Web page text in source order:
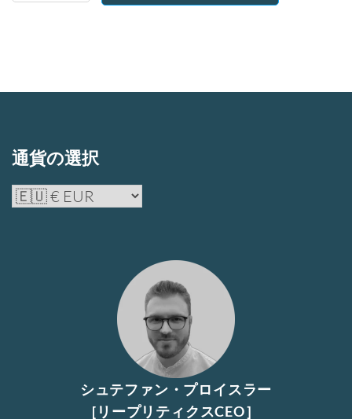
個
通貨の選択
シュテファン・プロイスラー
[リープリティクスCEO］